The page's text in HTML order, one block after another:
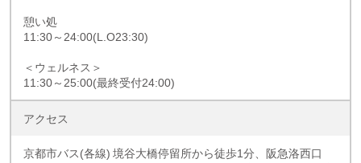
憩い処
11:30～24:00(L.O23:30)
＜ウェルネス＞
11:30～25:00(最終受付24:00)
アクセス
京都市バス(各線) 境谷大橋停留所から徒歩1分、阪急洛西口